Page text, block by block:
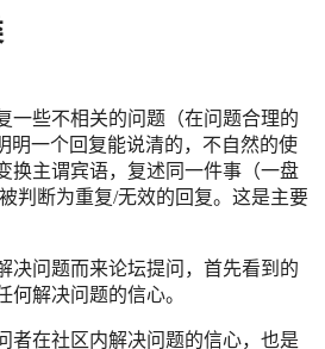
一些不相关的问题（在问题合理的
明一个回复能说清的，不自然的使
换主谓宾语，复述同一件事（一盘
判断为重复/无效的回复。这是主要
决问题而来论坛提问，首先看到的
何解决问题的信心。
者在社区内解决问题的信心，也是